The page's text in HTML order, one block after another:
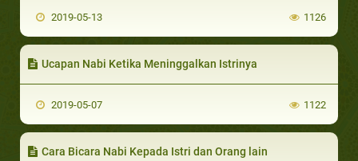
2019-05-13 1126
Ucapan Nabi Ketika Meninggalkan Istrinya
2019-05-07 1122
Cara Bicara Nabi Kepada Istri dan Orang lain